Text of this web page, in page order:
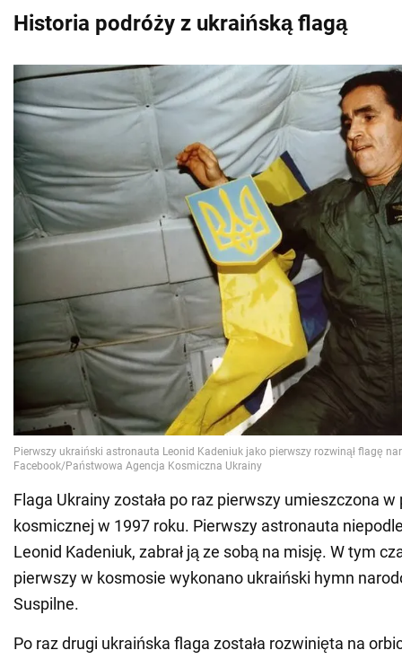
Historia podróży z ukraińską flagą
Flaga Ukrainy została po raz pierwszy umieszczona
kosmicznej w 1997 roku. Pierwszy astronauta
Leonid Kadeniuk, zabrał ją ze sobą na misję. W tym
pierwszy w kosmosie wykonano ukraiński hymn
Suspilne.
Po raz drugi ukraińska flaga została rozwinięta na